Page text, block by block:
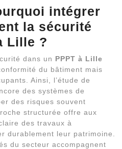
intégrer
la sécurité
Lille ?
dans un PPPT à Lille
du bâtiment mais
Ainsi, l’étude de
des systèmes de
des risques souvent
structurée offre aux
des travaux à
durablement leur patrimoine.
du secteur accompagnent